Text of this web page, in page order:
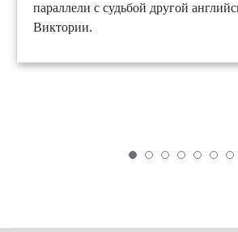
параллели с судьбой другой
Виктории.